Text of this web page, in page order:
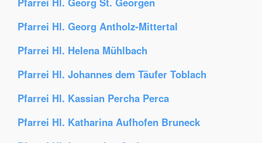
Pfarrei Hl. Georg Antholz-Mittertal
Pfarrei Hl. Helena Mühlbach
Pfarrei Hl. Johannes dem Täufer Toblach
Pfarrei Hl. Kassian Percha Perca
Pfarrei Hl. Katharina Aufhofen Bruneck